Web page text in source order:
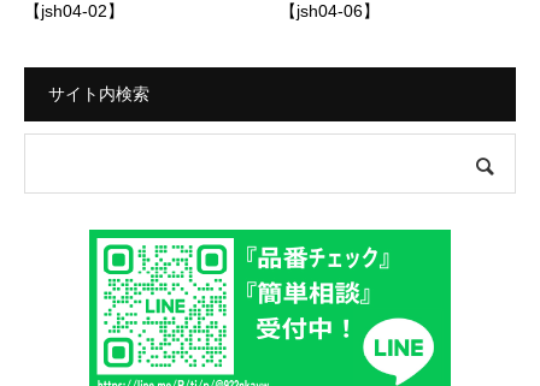
【jsh04-02】 【jsh04-06】
サイト内検索